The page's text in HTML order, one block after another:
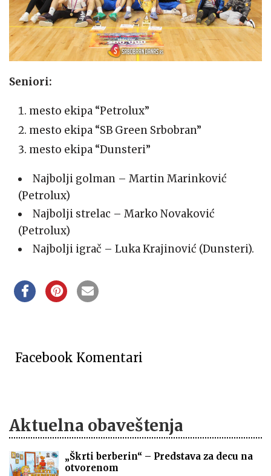
Seniori:
mesto ekipa “Petrolux”
mesto ekipa “SB Green Srbobran”
mesto ekipa “Dunsteri”
Najbolji golman – Martin Marinković
(Petrolux)
Najbolji strelac – Marko Novaković
(Petrolux)
Najbolji igrač – Luka Krajinović (Dunsteri).
Facebook Komentari
Aktuelna obaveštenja
„Škrti berberin“ – Predstava za decu na
otvorenom